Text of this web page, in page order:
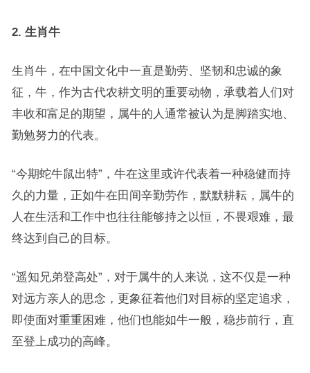
2. 生肖牛
生肖牛，在中国文化中一直是勤劳、坚韧和忠诚的象
征，牛，作为古代农耕文明的重要动物，承载着人们对
丰收和富足的期望，属牛的人通常被认为是脚踏实地、
勤勉努力的代表。
“今期蛇牛鼠出特”，牛在这里或许代表着一种稳健而持
久的力量，正如牛在田间辛勤劳作，默默耕耘，属牛的
人在生活和工作中也往往能够持之以恒，不畏艰难，最
终达到自己的目标。
“遥知兄弟登高处”，对于属牛的人来说，这不仅是一种
对远方亲人的思念，更象征着他们对目标的坚定追求，
即使面对重重困难，他们也能如牛一般，稳步前行，直
至登上成功的高峰。